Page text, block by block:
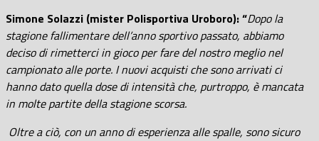
Simone Solazzi (mister Polisportiva Uroboro): “Dopo la
stagione fallimentare dell’anno sportivo passato, abbiamo
deciso di rimetterci in gioco per fare del nostro meglio nel
campionato alle porte. I nuovi acquisti che sono arrivati ci
hanno dato quella dose di intensità che, purtroppo, è mancata
in molte partite della stagione scorsa.
Oltre a ciò, con un anno di esperienza alle spalle, sono sicuro